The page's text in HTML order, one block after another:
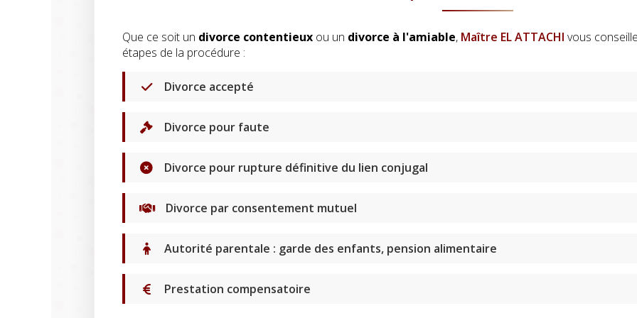
Que ce soit un divorce contentieux ou un divorce à l'amiable, Maître EL ATTACHI vous
étapes de la procédure :
Divorce accepté
Divorce pour faute
Divorce pour rupture définitive du lien conjugal
Divorce par consentement mutuel
Autorité parentale : garde des enfants, pension alimentaire
Prestation compensatoire